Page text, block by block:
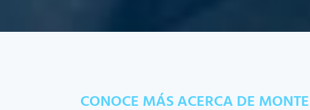
CONOCE MÁS ACERCA DE